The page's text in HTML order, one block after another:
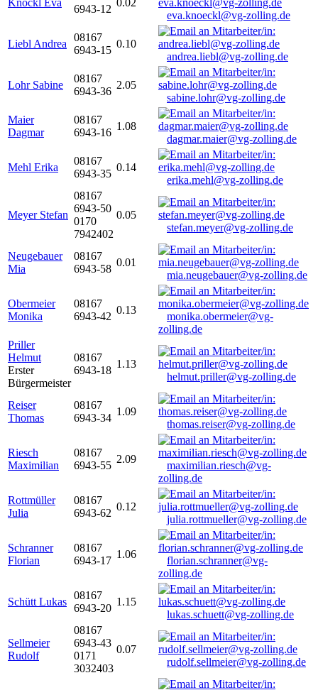
Knöckl Eva
6943-12
0.02
eva.knoeckl@vg-zolling.de
Liebl Andrea
08167
6943-15
0.10
andrea.liebl@vg-zolling.de
Lohr Sabine
08167
6943-36
2.05
sabine.lohr@vg-zolling.de
Maier
Dagmar
08167
6943-16
1.08
dagmar.maier@vg-zolling.de
Mehl Erika
08167
6943-35
0.14
erika.mehl@vg-zolling.de
Meyer Stefan
08167
6943-50
0170
7942402
0.05
stefan.meyer@vg-zolling.de
Neugebauer
Mia
08167
6943-58
0.01
mia.neugebauer@vg-zolling.de
Obermeier
Monika
08167
6943-42
0.13
monika.obermeier@vg-
zolling.de
Priller
Helmut
Erster
Bürgermeister
08167
6943-18
1.13
helmut.priller@vg-zolling.de
Reiser
Thomas
08167
6943-34
1.09
thomas.reiser@vg-zolling.de
Riesch
Maximilian
08167
6943-55
2.09
maximilian.riesch@vg-
zolling.de
Rottmüller
Julia
08167
6943-62
0.12
julia.rottmueller@vg-zolling.de
Schranner
Florian
08167
6943-17
1.06
florian.schranner@vg-
zolling.de
Schütt Lukas
08167
6943-20
1.15
lukas.schuett@vg-zolling.de
Sellmeier
Rudolf
08167
6943-43
0171
3032403
0.07
rudolf.sellmeier@vg-zolling.de